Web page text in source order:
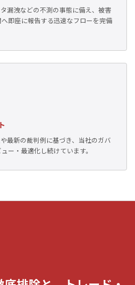
漏洩などの不測の事態に備え、被害
即座に報告する迅速なフローを完備
最新の裁判例に基づき、当社のガバ
ー・最適化し続けています。